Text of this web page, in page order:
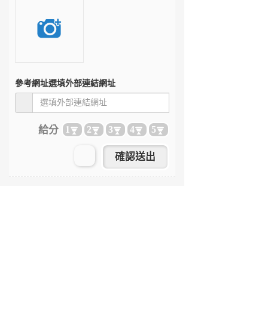
參考網址選填外部連結網址
給分 1 2 3 4 5